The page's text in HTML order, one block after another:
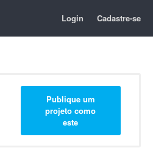
Login Cadastre-se
Publique um
projeto como
este